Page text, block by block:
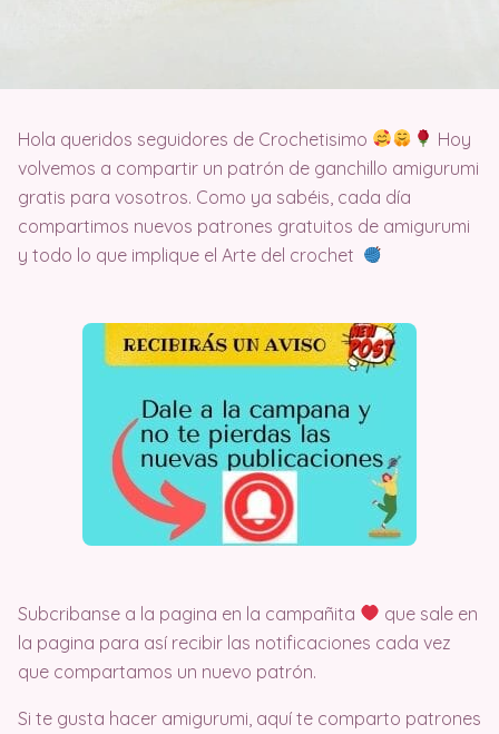
Hola queridos seguidores de Crochetisimo
Hoy
volvemos a compartir un patrón de ganchillo amigurumi
gratis para vosotros. Como ya sabéis, cada día
compartimos nuevos patrones gratuitos de amigurumi
y todo lo que implique el Arte del crochet
Subcribanse a la pagina en la campañita
que sale en
la pagina para así recibir las notificaciones cada vez
que compartamos un nuevo patrón.
Si te gusta hacer amigurumi, aquí te comparto patrones